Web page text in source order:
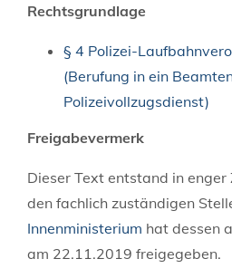
Rechtsgrundlage
§ 4 Polizei-
(Berufung in ein
Polizeivollzugsdienst)
Freigabevermerk
Dieser Text entstand in
den fachlich zuständigen
Innenministerium hat dessen
am 22.11.2019 freigegeben.